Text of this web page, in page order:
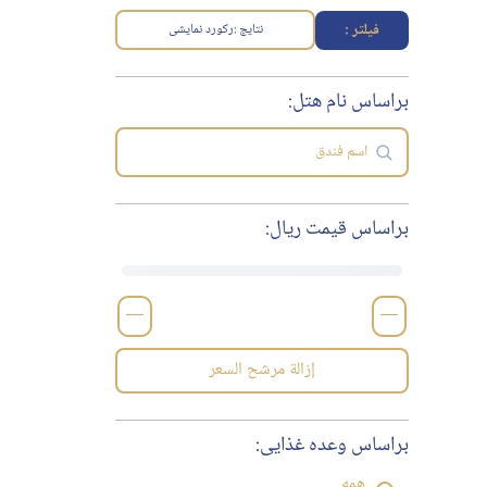
فیلتر : نتایج :رکورد نمایشی
براساس نام هتل:
براساس قیمت ریال:
—
—
إزالة مرشح السعر
براساس وعده غذایی: